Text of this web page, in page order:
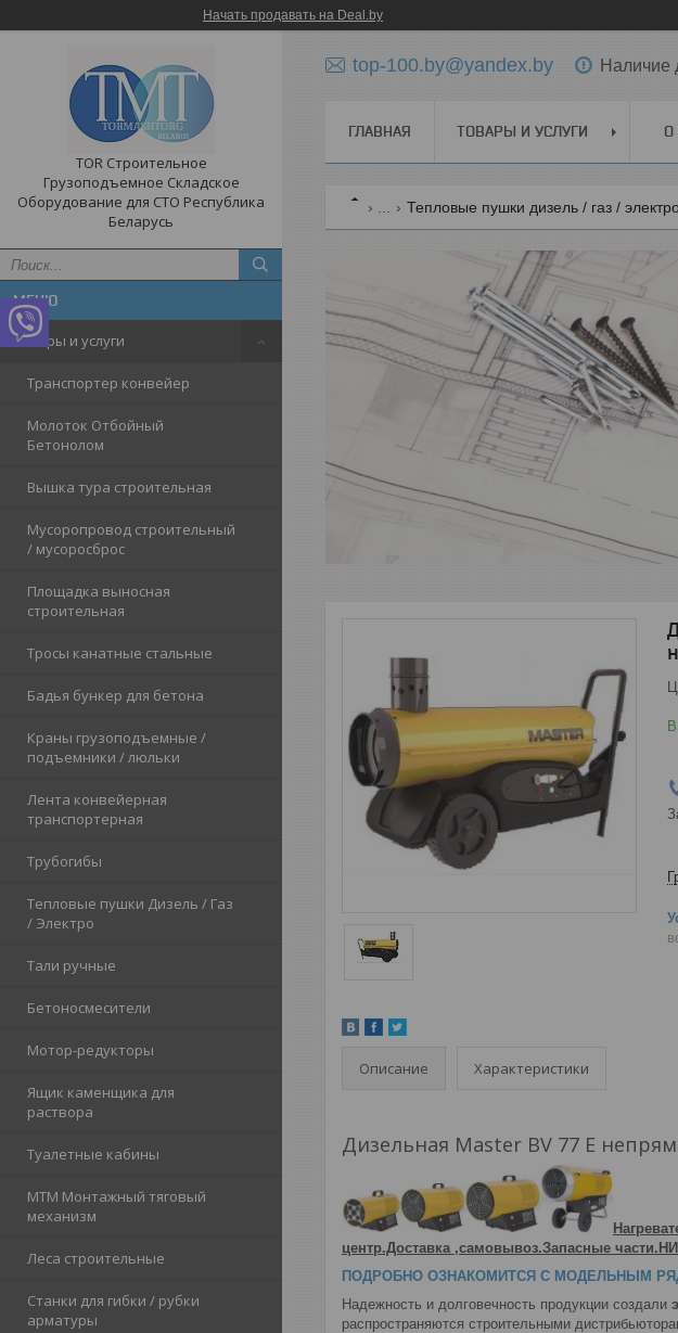
Начать продавать на Deal.by
TOR Строительное
Грузоподъемное Складское
Оборудование для СТО Республика
Беларусь
Товары и услуги
Транспортер конвейер
Молоток Отбойный
Бетонолом
Вышка тура строительная
Мусоропровод строительный
/ мусоросброс
Площадка выносная
строительная
Тросы канатные стальные
Бадья бункер для бетона
Краны грузоподъемные /
подъемники / люльки
Лента конвейерная
транспортерная
Трубогибы
Тепловые пушки Дизель / Газ
/ Электро
Тали ручные
Бетоносмесители
Мотор-редукторы
Ящик каменщика для
раствора
Туалетные кабины
МТМ Монтажный тяговый
механизм
Леса строительные
Станки для гибки / рубки
арматуры
top-100.by@yandex.by Наличие
ГЛАВНАЯ ТОВАРЫ И УСЛУГИ О
Тепловые пушки дизель / газ / электро
Описание Характеристики
Дизельная Master BV 77 E
центр.Доставка ,самовывоз.Запасные
ПОДРОБНО ОЗНАКОМИТСЯ С МОДЕЛЬНЫМ
Надежность и долговечность продукции создали
распространяются строительными